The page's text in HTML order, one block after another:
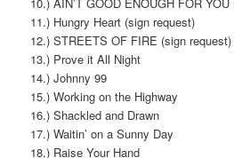
10.) AIN’T GOOD ENOUGH FOR
11.) Hungry Heart (sign request)
12.) STREETS OF FIRE (sign request)
13.) Prove it All Night
14.) Johnny 99
15.) Working on the Highway
16.) Shackled and Drawn
17.) Waitin’ on a Sunny Day
18.) Raise Your Hand